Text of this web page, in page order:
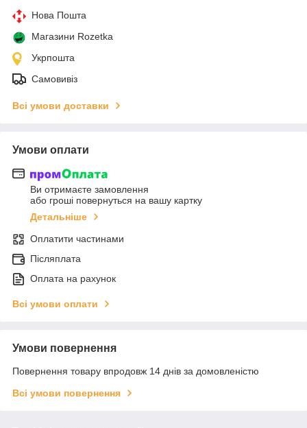
Нова Пошта
Магазини Rozetka
Укрпошта
Самовивіз
Всі умови доставки
Умови оплати
Ви отримаєте замовлення
або гроші повернуться на вашу картку
Детальніше
Оплатити частинами
Післяплата
Оплата на рахунок
Всі умови оплати
Умови повернення
Повернення товару впродовж 14 днів за домовленістю
Всі умови повернення